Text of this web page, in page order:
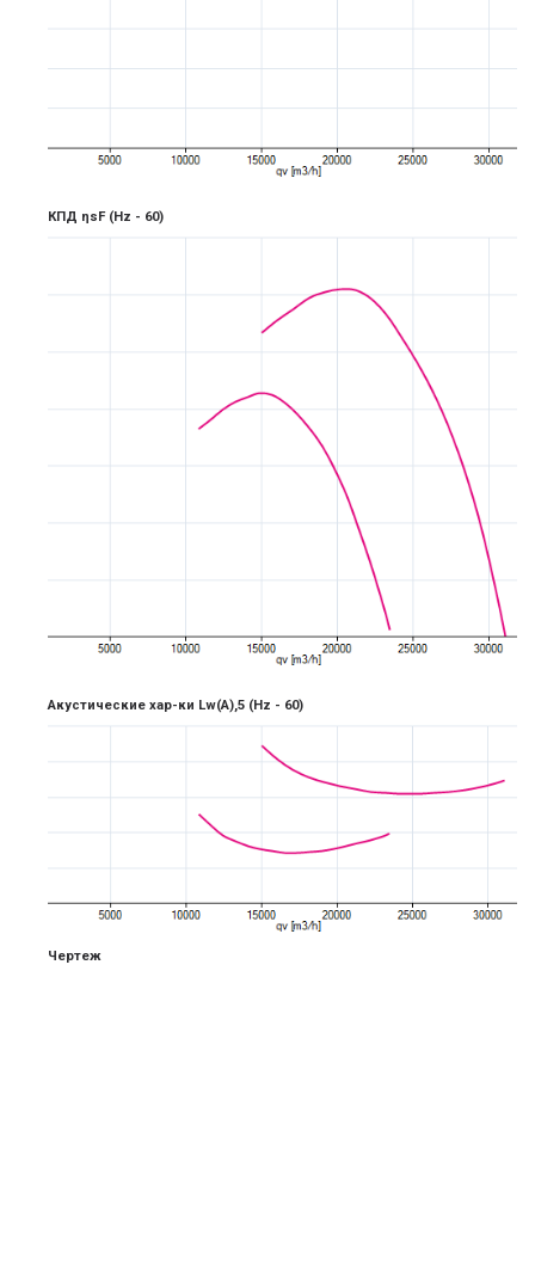
КПД ηsF (Hz - 60)
Акустические хар-ки Lw(A),5 (Hz - 60)
Чертеж